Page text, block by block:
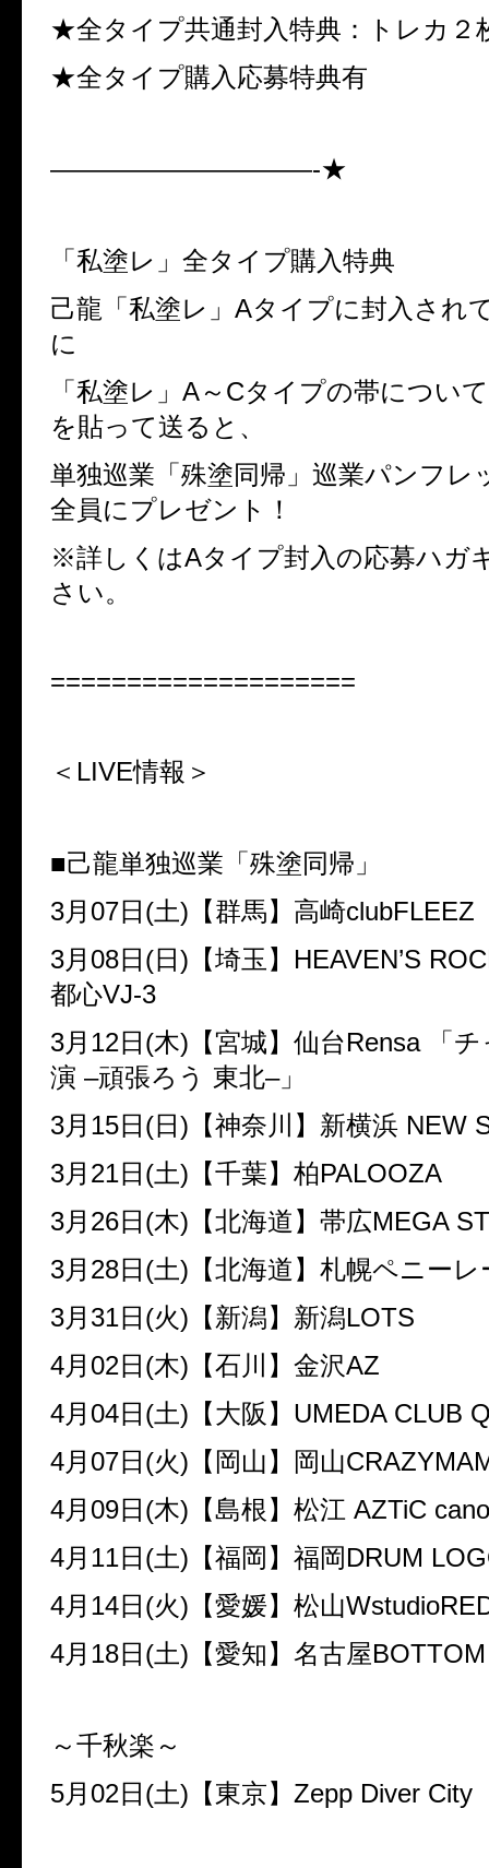
★全タイプ共通封入特典：トレカ２
★全タイプ購入応募特典有
——————————-★
「私塗レ」全タイプ購入特典
己龍「私塗レ」 Aタイプに封入され
に
「私塗レ」 A～ Cタイプの帯につい
を貼って送ると、
単独巡業「殊塗同帰」巡業パンフレ
全員にプレゼント！
※詳しくはAタイプ封入の応募ハガ
さい。
====================
＜LIVE情報＞
■己龍単独巡業「殊塗同帰」
3月 07日 (土) 【群馬】高崎clubFLEEZ
3月 08日 (日 ) 【埼玉】 HEAVEN’S
都心VJ-3
3月 12日 (木) 【宮城】仙台Rensa
「
演 –頑張ろう 東北–」
3月 15日 (日 ) 【神奈川】新横浜 NEW
3月 21日 (土) 【千葉】柏PALOOZA
3月 26日 (木) 【北海道】帯広MEGA
3月 28日 (土) 【北海道】札幌ペニー
3月 31日 (火) 【新潟】新潟LOTS
4月 02日 (木) 【石川】金沢AZ
4月 04日 (土) 【大阪】 UMEDA CLUB
4月 07日 (火) 【岡山】岡山
4月 09日 (木) 【島根】松江 AZTiC
4月 11日 (土) 【福岡】福岡 DRUM
4月 14日 (火) 【愛媛】松山
4月 18日 (土) 【愛知】名古屋
～千秋楽～
5月 02日 (土) 【東京】 Zepp Diver City